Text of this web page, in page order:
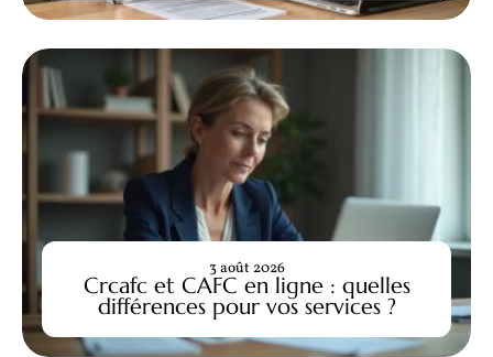
Crcafc et CAFC en ligne : quelles
différences pour vos services ?
3 août 2026